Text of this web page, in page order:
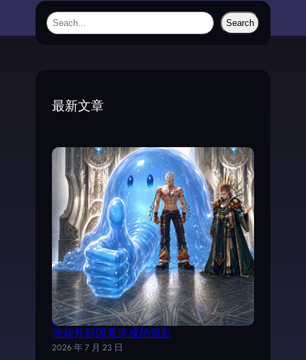
S
Search
最新文章
试以AI分析《魔力宝贝》日文剧情，理清
游戏外部因素造成的混乱
2026 年 7 月 23 日